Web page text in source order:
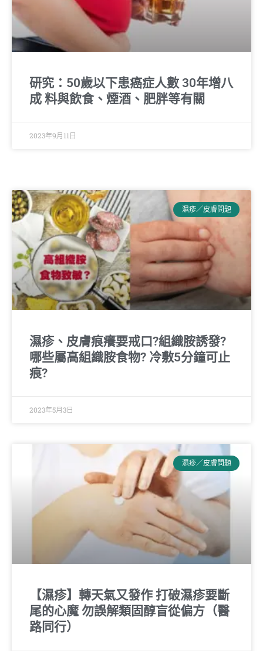
研究：50歲以下患癌症人數 30年增八
成 料與飲食、煙酒、肥胖等有關
2023年9月11日
濕疹／皮膚問題
濕疹、皮膚痕癢要戒口?組織胺誘發?
哪些屬高組織胺食物? 冷敷5分鐘可止
痕?
2023年5月3日
濕疹／皮膚問題
【濕疹】轉天氣又發作 打破濕疹要斷
尾的心魔 勿誤解類固醇盲從偏方（醫
路同行）